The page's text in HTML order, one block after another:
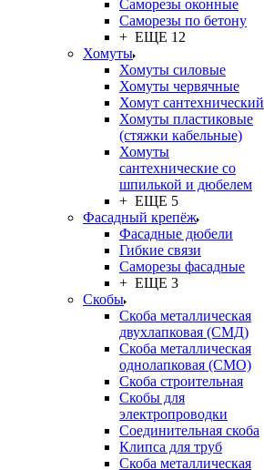
Саморезы оконные
Саморезы по бетону
+ ЕЩЕ 12
Хомуты
Хомуты силовые
Хомуты червячные
Хомут сантехнический
Хомуты пластиковые
(стяжки кабельные)
Хомуты
сантехнические со
шпилькой и дюбелем
+ ЕЩЕ 5
Фасадный крепёж
Фасадные дюбели
Гибкие связи
Саморезы фасадные
+ ЕЩЕ 3
Скобы
Скоба металлическая
двухлапковая (СМД)
Скоба металлическая
однолапковая (СМО)
Скоба строительная
Скобы для
электропроводки
Соединительная скоба
Клипса для труб
Скоба металлическая